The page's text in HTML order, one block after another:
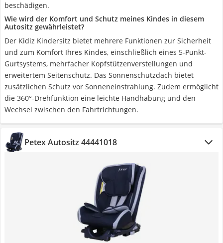
beschädigen.
Wie wird der Komfort und Schutz meines Kindes in diesem
Autositz gewährleistet?
Der Kidiz Kindersitz bietet mehrere Funktionen zur Sicherheit
und zum Komfort Ihres Kindes, einschließlich eines 5-Punkt-
Gurtsystems, mehrfacher Kopfstützenverstellungen und
erweitertem Seitenschutz. Das Sonnenschutzdach bietet
zusätzlichen Schutz vor Sonneneinstrahlung. Zudem ermöglicht
die 360°-Drehfunktion eine leichte Handhabung und den
Wechsel zwischen den Fahrtrichtungen.
Petex Autositz 44441018